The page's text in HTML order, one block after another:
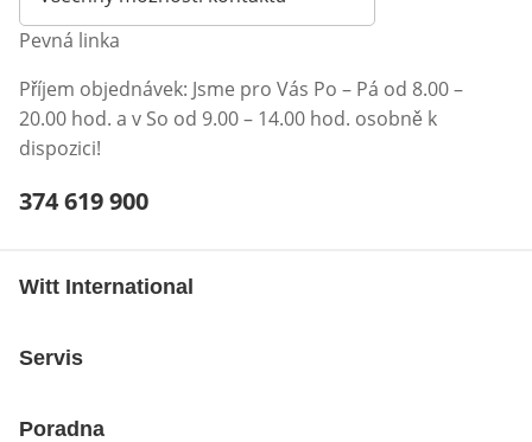
Pevná linka
Příjem objednávek: Jsme pro Vás Po – Pá od 8.00 –
20.00 hod. a v So od 9.00 – 14.00 hod. osobně k
dispozici!
Telefonní číslo:
374 619 900
Witt International
Servis
Poradna